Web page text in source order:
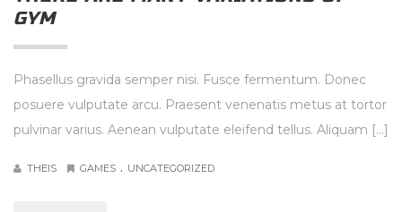
GYM
Phasellus gravida semper nisi. Fusce fermentum. Donec
posuere vulputate arcu. Praesent venenatis metus at tortor
pulvinar varius. Aenean vulputate eleifend tellus. Aliquam […]
THEIS GAMES . UNCATEGORIZED